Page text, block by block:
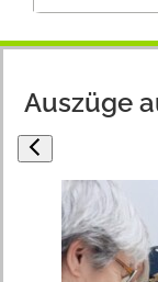
Auszüge